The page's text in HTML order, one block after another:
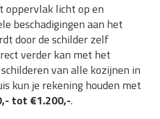
oppervlak licht op en
beschadigingen aan het
door de schilder zelf
verder kan met het
van alle kozijnen in
kun je rekening houden met
tot €1.200,-.